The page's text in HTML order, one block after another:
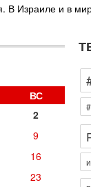
В Израиле и в
ВС
2
9
16
23